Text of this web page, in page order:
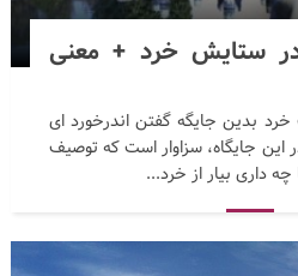
ستایش خرد + معنی
بدین جایگه گفتن اندرخورد ای
این جایگاه، سزاوار است که توصیف
داری بیار از خرد...